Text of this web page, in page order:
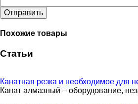
Отправить
Похожие товары
Статьи
Канатная резка и необходимое для
Канат алмазный – оборудование,